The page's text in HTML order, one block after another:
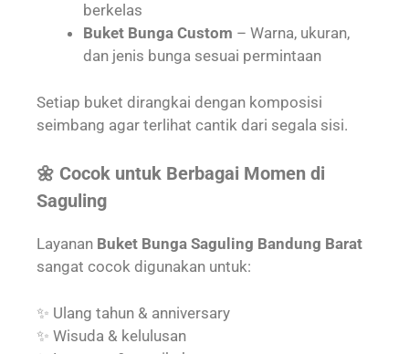
berkelas
Buket Bunga Custom – Warna, ukuran,
dan jenis bunga sesuai permintaan
Setiap buket dirangkai dengan komposisi
seimbang agar terlihat cantik dari segala sisi.
🌼 Cocok untuk Berbagai Momen di
Saguling
Layanan Buket Bunga Saguling Bandung Barat
sangat cocok digunakan untuk:
✨ Ulang tahun & anniversary
✨ Wisuda & kelulusan